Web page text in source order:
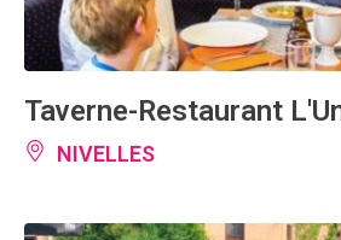
Taverne-Restaurant
NIVELLES